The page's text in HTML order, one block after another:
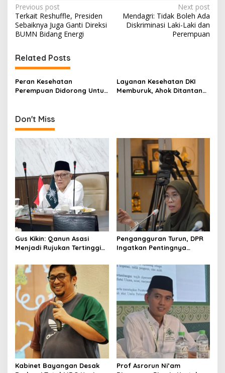
P
o
s
t
n
a
v
g
a
i
o
n
Previous post
Terkait Reshuffle, Presiden
Sebaiknya Juga Ganti Direksi
BUMN Bidang Energi
Next post
Mendagri: Tidak Boleh Ada
Diskriminasi Laki-Laki dan
Perempuan
Related Posts
Peran Kesehatan
Perempuan Didorong Untuk
Layanan Kesehatan DKI
Memburuk, Ahok Ditantang
Don't Miss
Gus Kikin: Qanun Asasi
Menjadi Rujukan Tertinggi
Pengangguran Turun, DPR
Ingatkan Pentingnya
yang Layak
Kabinet Bayangan Desak
Prof Asrorun Ni’am